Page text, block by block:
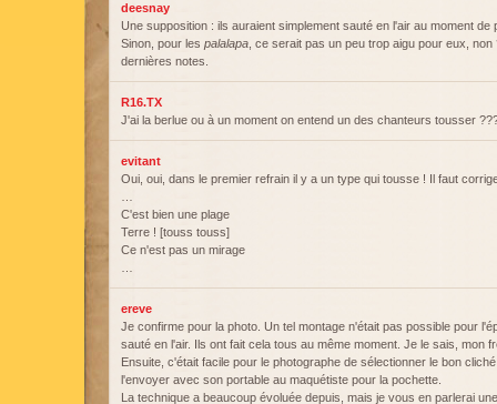
deesnay
Une supposition : ils auraient simplement sauté en l'air au moment de
Sinon, pour les palalapa , ce serait pas un peu trop aigu pour eux,
dernières notes.
R16.TX
J'ai la berlue ou à un moment on entend un des chanteurs tousser
evitant
Oui, oui, dans le premier refrain il y a un type qui tousse ! Il faut
C'est bien une plage
Terre ! [touss touss]
Ce n'est pas un mirage
ereve
Je confirme pour la photo. Un tel montage n'était pas possible pour
sauté en l'air. Ils ont fait cela tous au même moment. Je le sais, mon
Ensuite, c'était facile pour le photographe de sélectionner le bon
l'envoyer avec son portable au maquétiste pour la pochette.
La technique a beaucoup évoluée depuis, mais je vous en parlerai